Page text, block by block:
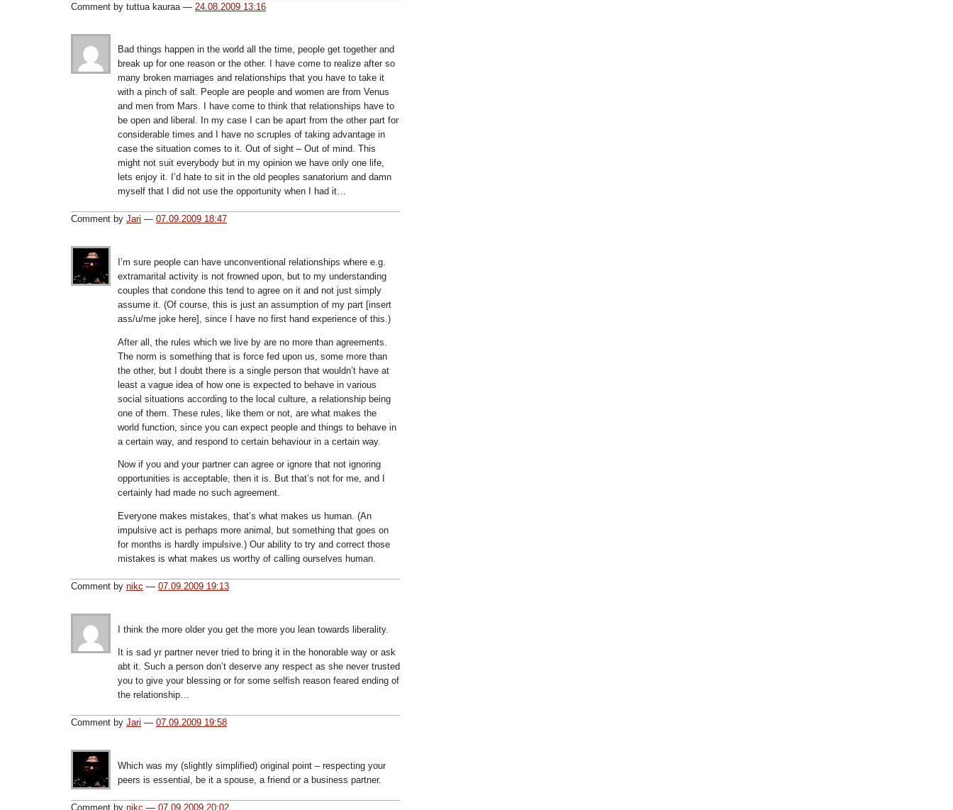
Comment by tuttua kauraa — 24.08.2009 13:16
Bad things happen in the world all the time, people get together and
break up for one reason or the other. I have come to realize after so
many broken marriages and relationships that you have to take it
with a pinch of salt. People are people and women are from Venus
and men from Mars. I have come to think that relationships have to
be open and liberal. In my case I can be apart from the other part for
considerable times and I have no scruples of taking advantage in
case the situation comes to it. Out of sight – Out of mind. This
might not suit everybody but in my opinion we have only one life,
lets enjoy it. I’d hate to sit in the old peoples sanatorium and damn
myself that I did not use the opportunity when I had it…
Comment by Jari — 07.09.2009 18:47
I’m sure people can have unconventional relationships where e.g.
extramarital activity is not frowned upon, but to my understanding
couples that condone this tend to agree on it and not just simply
assume it. (Of course, this is just an assumption of my part [insert
ass/u/me joke here], since I have no first hand experience of this.)
After all, the rules which we live by are no more than agreements.
The norm is something that is force fed upon us, some more than
the other, but I doubt there is a single person that wouldn’t have at
least a vague idea of how one is expected to behave in various
social situations according to the local culture, a relationship being
one of them. These rules, like them or not, are what makes the
world function, since you can expect people and things to behave in
a certain way, and respond to certain behaviour in a certain way.
Now if you and your partner can agree or ignore that not ignoring
opportunities is acceptable, then it is. But that’s not for me, and I
certainly had made no such agreement.
Everyone makes mistakes, that’s what makes us human. (An
impulsive act is perhaps more animal, but something that goes on
for months is hardly impulsive.) Our ability to try and correct those
mistakes is what makes us worthy of calling ourselves human.
Comment by nikc — 07.09.2009 19:13
I think the more older you get the more you lean towards liberality.
It is sad yr partner never tried to bring it in the honorable way or ask
abt it. Such a person don’t deserve any respect as she never trusted
you to give your blessing or for some selfish reason feared ending of
the relationship…
Comment by Jari — 07.09.2009 19:58
Which was my (slightly simplified) original point – respecting your
peers is essential, be it a spouse, a friend or a business partner.
Comment by nikc — 07.09.2009 20:02